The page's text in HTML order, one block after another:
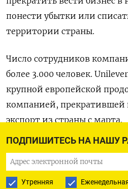
ПОДПИШИТЕСЬ НА НАШУ
Утренняя
понести убытки или
территории страны.
Число сотрудников
более 3.000 человек.
крупной европейской
компанией, прекратившей
экспорт из страны с марта.
По состоянию на 31 декабря
активами на сумму 900
($968,58 миллиона) в